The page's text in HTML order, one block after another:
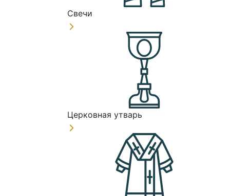
Свечи
Церковная утварь